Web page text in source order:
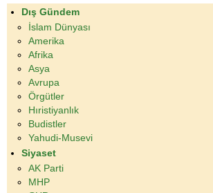
Dış Gündem
İslam Dünyası
Amerika
Afrika
Asya
Avrupa
Örgütler
Hıristiyanlık
Budistler
Yahudi-Musevi
Siyaset
AK Parti
MHP